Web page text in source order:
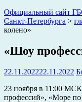
Официальный сайт
Санкт-Петербурга >
колено»
«Шоу
22.11.202222.11.2022
23 ноября в 11:00
профессий», «Море по